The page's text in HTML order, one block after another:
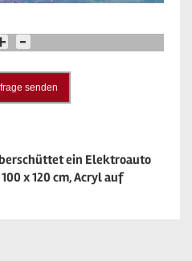
senden
ein Elektroauto
x 120 cm, Acryl auf